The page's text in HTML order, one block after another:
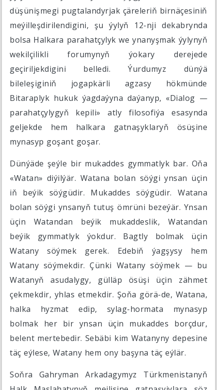
düşünişmegi pugtalandyrjak çäreleriň birnäçesiniň
meýilleşdirilendigini, şu ýylyň 12-nji dekabrynda
bolsa Halkara parahatçylyk we ynanyşmak ýylynyň
wekilçilikli forumynyň ýokary derejede
geçiriljekdigini belledi. Ýurdumyz dünýä
bileleşiginiň jogapkärli agzasy hökmünde
Bitaraplyk hukuk ýagdaýyna daýanyp, «Dialog —
parahatçylygyň kepili» atly filosofiýa esasynda
geljekde hem halkara gatnaşyklaryň ösüşine
mynasyp goşant goşar.
Dünýäde şeýle bir mukaddes gymmatlyk bar. Oňa
«Watan» diýilýär. Watana bolan söýgi ynsan üçin
iň beýik söýgüdir. Mukaddes söýgüdir. Watana
bolan söýgi ynsanyň tutuş ömrüni bezeýär. Ynsan
üçin Watandan beýik mukaddeslik, Watandan
beýik gymmatlyk ýokdur. Bagtly bolmak üçin
Watany söýmek gerek. Edebiň ýagşysy hem
Watany söýmekdir. Çünki Watany söýmek — bu
Watanyň asudalygy, gülläp ösüşi üçin zähmet
çekmekdir, yhlas etmekdir. Şoňa görä-de, Watana,
halka hyzmat edip, sylag-hormata mynasyp
bolmak her bir ynsan üçin mukaddes borçdur,
belent mertebedir. Sebäbi kim Watanyny depesine
täç eýlese, Watany hem ony başyna täç eýlär.
Soňra Gahryman Arkadagymyz Türkmenistanyň